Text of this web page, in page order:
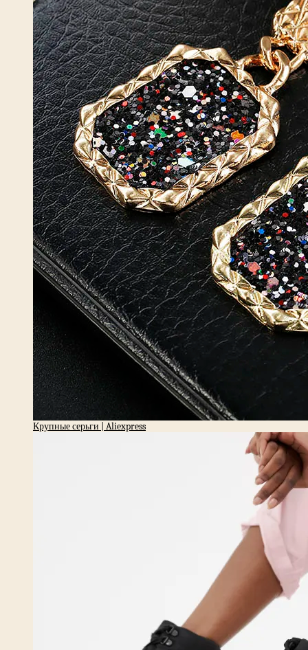
Крупные серьги | Aliexpress